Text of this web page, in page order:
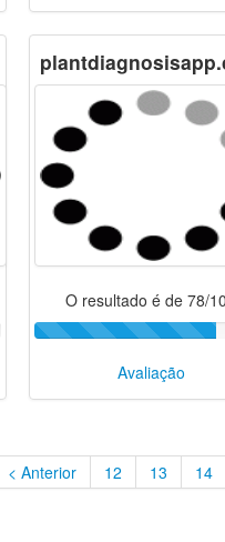
O resultado é de 78/
Avaliação
< Anterior 12 13 14